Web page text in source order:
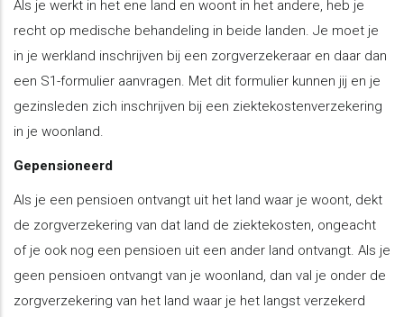
Als je werkt in het ene land en woont in het andere, heb je
recht op medische behandeling in beide landen. Je moet je
in je werkland inschrijven bij een zorgverzekeraar en daar dan
een S1-formulier aanvragen. Met dit formulier kunnen jij en je
gezinsleden zich inschrijven bij een ziektekostenverzekering
in je woonland.
Gepensioneerd
Als je een pensioen ontvangt uit het land waar je woont, dekt
de zorgverzekering van dat land de ziektekosten, ongeacht
of je ook nog een pensioen uit een ander land ontvangt. Als je
geen pensioen ontvangt van je woonland, dan val je onder de
zorgverzekering van het land waar je het langst verzekerd